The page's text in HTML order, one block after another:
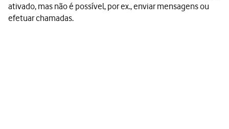
ativado, mas não é possível, por ex., enviar mensagens ou
efetuar chamadas.